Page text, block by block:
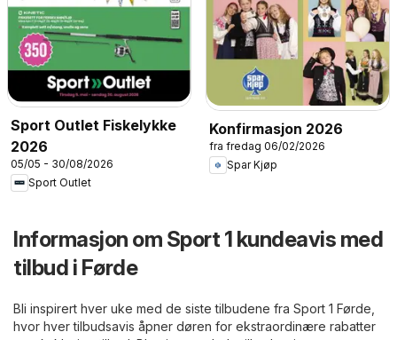
Sport Outlet Fiskelykke
2026
05/05 - 30/08/2026
Sport Outlet
Konfirmasjon 2026
fra fredag 06/02/2026
Spar Kjøp
Informasjon om Sport 1 kundeavis med
tilbud i Førde
Bli inspirert hver uke med de siste tilbudene fra Sport 1 Førde,
hvor hver tilbudsavis åpner døren for ekstraordinære rabatter